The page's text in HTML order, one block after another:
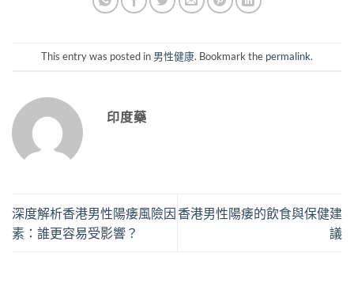
This entry was posted in 男性健康. Bookmark the permalink.
印度藥
深度解析香港男性陽痿風險因
素：誰更容易受影響？
香港男性陽痿的飲食與保健建
議